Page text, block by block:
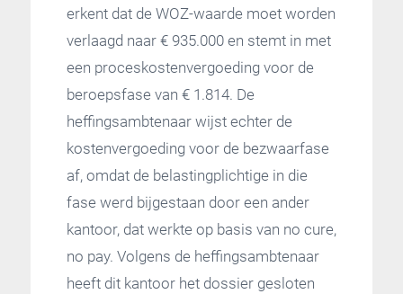
erkent dat de WOZ-waarde moet worden
verlaagd naar € 935.000 en stemt in met
een proceskostenvergoeding voor de
beroepsfase van € 1.814. De
heffingsambtenaar wijst echter de
kostenvergoeding voor de bezwaarfase
af, omdat de belastingplichtige in die
fase werd bijgestaan door een ander
kantoor, dat werkte op basis van no cure,
no pay. Volgens de heffingsambtenaar
heeft dit kantoor het dossier gesloten